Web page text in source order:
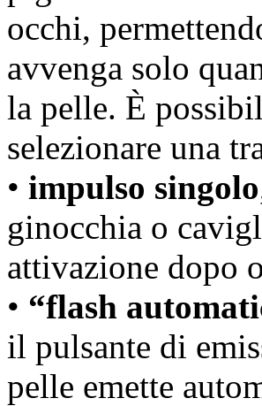
occhi,
avvenga solo
la pelle. È
selezionare una
• impulso singolo
ginocchia o
attivazione dopo
• “flash
il pulsante di
pelle emette